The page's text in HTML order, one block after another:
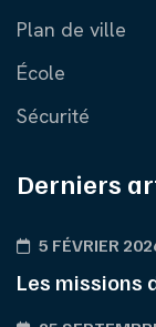
Plan de ville
École
Sécurité
Derniers
5 FÉVRIER
Les missions